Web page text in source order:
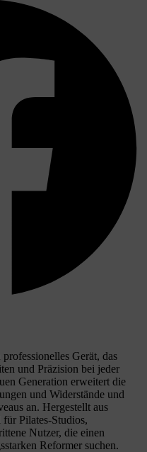
Gerät, das
und Präzision bei jeder
Generation erweitert die
und Widerstände und
an. Hergestellt aus
Pilates-Studios,
Nutzer, die einen
Reformer suchen.